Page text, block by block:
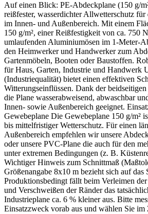
Auf einen Blick: PE-Abdeckplane (150 g/
reißfester, wasserdichter Allwetterschutz für
im Innen- und Außenbereich. Mit einem
150 g/m², einer Reißfestigkeit von ca. 750
umlaufenden Aluminiumösen im 1-Meter-
den Heimwerker und Handwerker zum
Gartenmöbeln, Booten oder Baustoffen.
für Haus, Garten, Industrie und Handwerk
(Industriequalität) bietet einen effektiven
Witterungseinflüssen. Dank der
die Plane wasserabweisend, abwaschbar
Innen- sowie Außenbereich geeignet.
Gewebeplane Die Gewebeplane 150 g/m²
bis mittelfristiger Wetterschutz. Für einen
Außenbereich empfehlen wir unsere
oder unsere PVC-Plane die auch für den
unter extremen Bedingungen (z. B.
Wichtiger Hinweis zum Schnittmaß
Größenangabe 8x10 m bezieht sich auf das
Produktionsbedingt fällt beim Verleimen
und Verschweißen der Ränder das
Industrieplane ca. 6 % kleiner aus. Bitte
Einsatzzweck vorab aus und wählen Sie